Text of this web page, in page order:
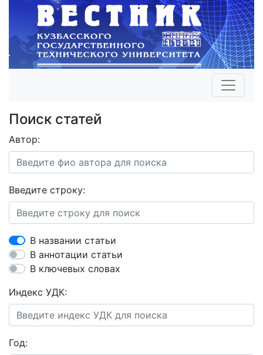
Поиск статей
Автор:
Введите строку:
В названии статьи
В аннотации статьи
В ключевых словах
Индекс УДК:
Год: